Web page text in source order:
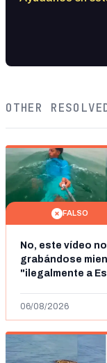
OTHER
FALSO
No, este vídeo
grabándose
"ilegalmente a
06/08/2026